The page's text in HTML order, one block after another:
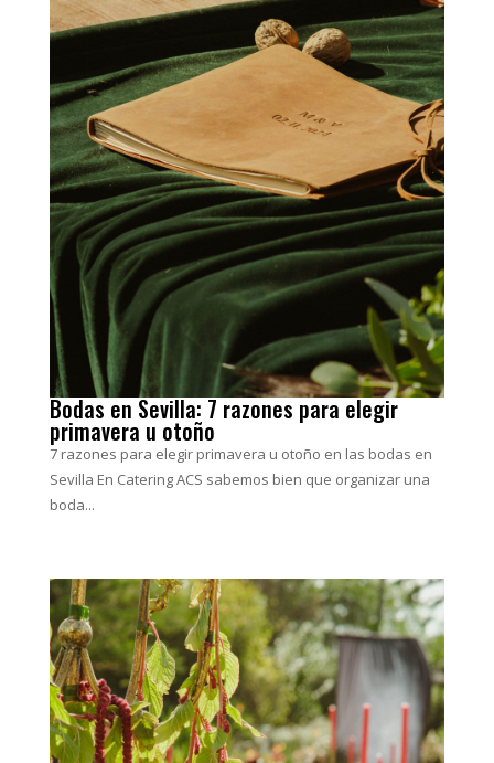
Bodas en Sevilla: 7 razones para elegir
primavera u otoño
7 razones para elegir primavera u otoño en las bodas en
Sevilla En Catering ACS sabemos bien que organizar una
boda...